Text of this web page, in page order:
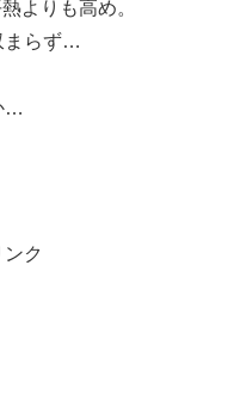
よりも高め。
まらず…
…
ク